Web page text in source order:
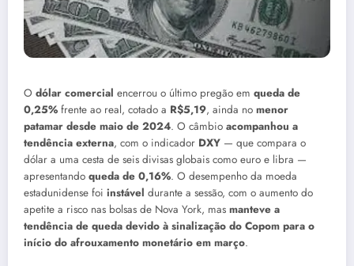
O dólar comercial encerrou o último pregão em queda de
0,25% frente ao real, cotado a R$5,19, ainda no menor
patamar desde maio de 2024. O câmbio acompanhou a
tendência externa, com o indicador DXY — que compara o
dólar a uma cesta de seis divisas globais como euro e libra —
apresentando queda de 0,16%. O desempenho da moeda
estadunidense foi instável durante a sessão, com o aumento do
apetite a risco nas bolsas de Nova York, mas manteve a
tendência de queda devido à sinalização do Copom para o
início do afrouxamento monetário em março.